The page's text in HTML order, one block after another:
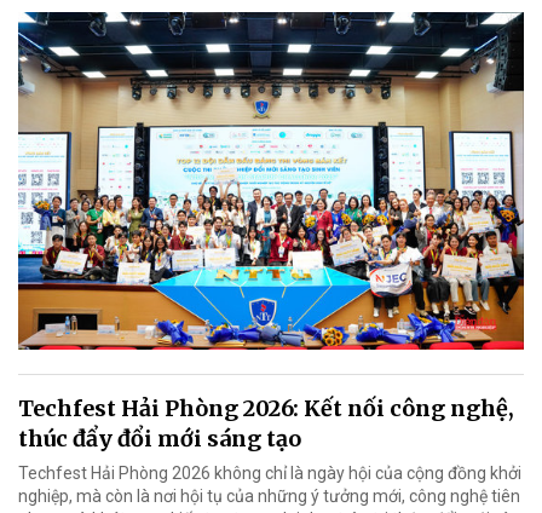
Techfest Hải Phòng 2026: Kết nối công nghệ,
thúc đẩy đổi mới sáng tạo
Techfest Hải Phòng 2026 không chỉ là ngày hội của cộng đồng khởi
nghiệp, mà còn là nơi hội tụ của những ý tưởng mới, công nghệ tiên